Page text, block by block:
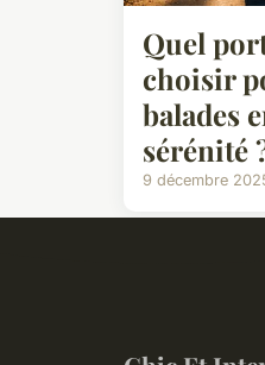
Quel
choisir
balades
sérénité
9 décembre